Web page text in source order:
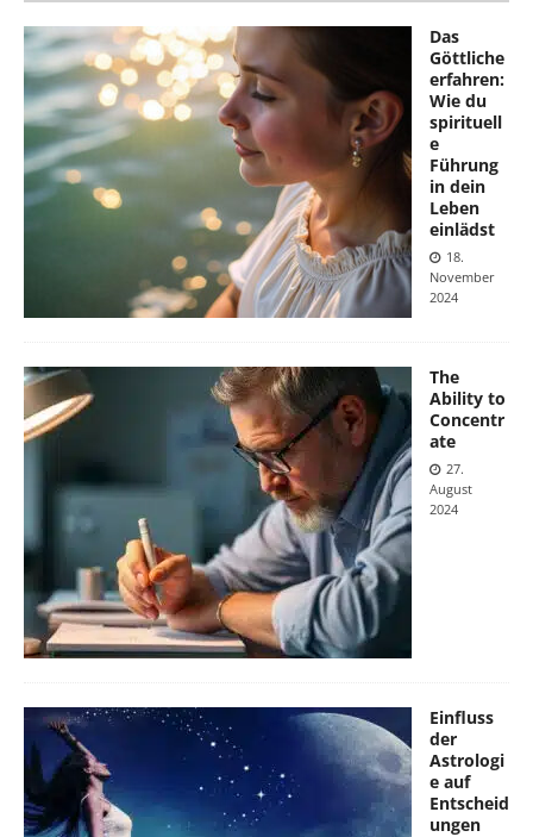
Das
Göttliche
erfahren:
Wie du
spirituell
e
Führung
in dein
Leben
einlädst
18.
November
2024
The
Ability to
Concentr
ate
27.
August
2024
Einfluss
der
Astrologi
e auf
Entscheid
ungen